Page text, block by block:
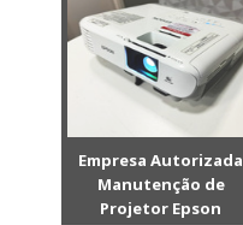
Empresa Autorizada
Manutenção de
Projetor Epson